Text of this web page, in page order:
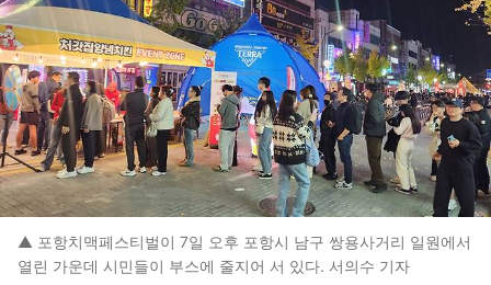
▲ 포항치맥페스티벌이 7일 오후 포항시 남구 쌍용사거리 일원에서
열린 가운데 시민들이 부스에 줄지어 서 있다. 서의수 기자